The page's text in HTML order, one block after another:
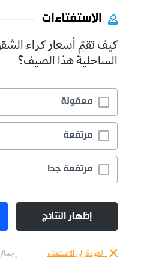
الاستفتاءات
كيف تقيّم أسعار كراء
الساحلية هذا الصيف؟
معقولة
مرتفعة
مرتفعة جدا
إظهار النتائج
العودة إلى الاستفتاء